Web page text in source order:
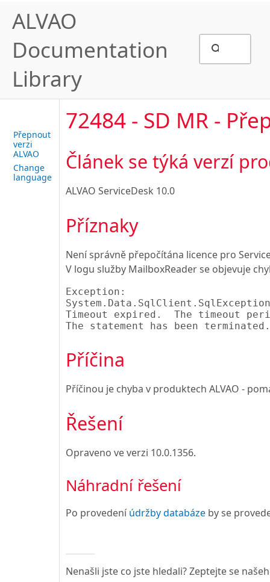
ALVAO
Documentation
Library
Přepnout
verzi
ALVAO
Change
language
72484 - SD MR -
Článek se týká verzí
ALVAO ServiceDesk 10.0
Příznaky
Není správně přepočítána licence pro
V logu služby MailboxReader se objevuje
Exception:
System.Data.SqlClient.SqlException
Timeout expired.  The timeout
The statement has been terminated.
Příčina
Příčinou je chyba v produktech ALVAO -
Řešení
Opraveno ve verzi 10.0.1356.
Náhradní řešení
Po provedení údržby databáze by se
Nenašli jste co jste hledali? Zeptejte se